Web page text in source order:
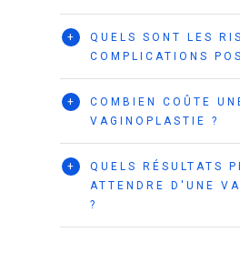
+
QUELS SONT LES
COMPLICATIONS
+
COMBIEN COÛTE
VAGINOPLASTIE ?
+
QUELS RÉSULTATS
ATTENDRE D'UNE
?